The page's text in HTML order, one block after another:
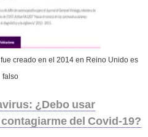
creado en el 2014 en Reino Unido es
falso
¿Debo usar
del Covid-19?